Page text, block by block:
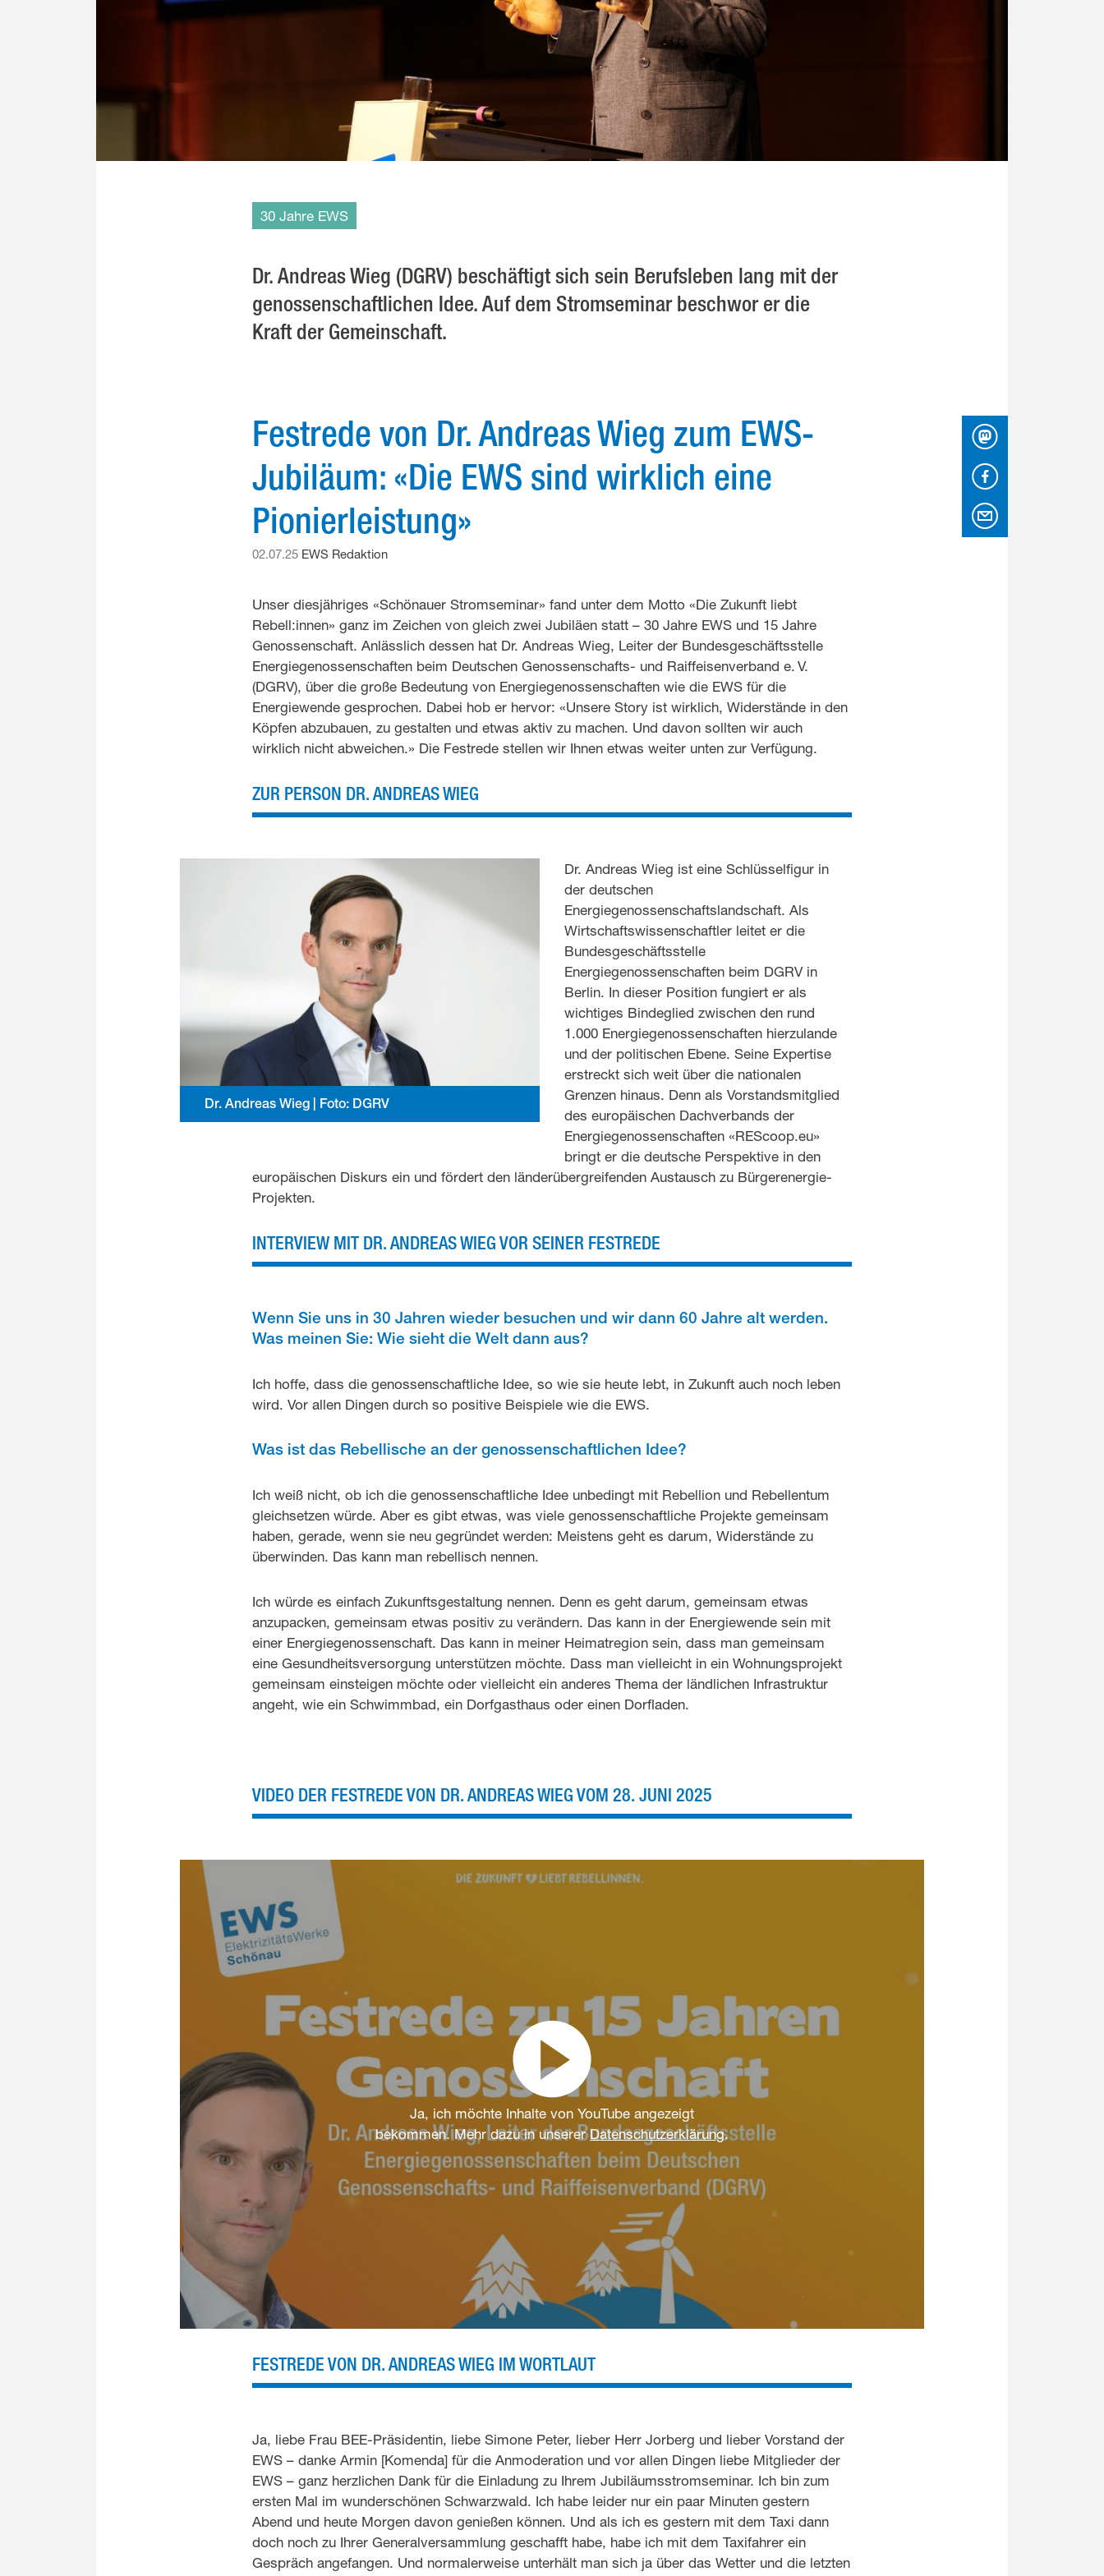
30 Jahre EWS
Dr. Andreas Wieg (DGRV) beschäftigt sich sein Berufsleben lang mit der
genossenschaftlichen Idee. Auf dem Stromseminar beschwor er die
Kraft der Gemeinschaft.
Festrede von Dr. Andreas Wieg zum EWS-
Jubiläum: «Die EWS sind wirklich eine
Pionierleistung»
02.07.25 EWS Redaktion
Unser diesjähriges «Schönauer Stromseminar» fand unter dem Motto «Die Zukunft liebt
Rebell:innen» ganz im Zeichen von gleich zwei Jubiläen statt – 30 Jahre EWS und 15 Jahre
Genossenschaft. Anlässlich dessen hat Dr. Andreas Wieg, Leiter der Bundesgeschäftsstelle
Energiegenossenschaften beim Deutschen Genossenschafts- und Raiffeisenverband e. V.
(DGRV), über die große Bedeutung von Energiegenossenschaften wie die EWS für die
Energiewende gesprochen. Dabei hob er hervor: «Unsere Story ist wirklich, Widerstände in den
Köpfen abzubauen, zu gestalten und etwas aktiv zu machen. Und davon sollten wir auch
wirklich nicht abweichen.» Die Festrede stellen wir Ihnen etwas weiter unten zur Verfügung.
ZUR PERSON DR. ANDREAS WIEG
Dr. Andreas Wieg | Foto: DGRV
Dr. Andreas Wieg ist eine Schlüsselfigur in
der deutschen
Energiegenossenschaftslandschaft. Als
Wirtschaftswissenschaftler leitet er die
Bundesgeschäftsstelle
Energiegenossenschaften beim DGRV in
Berlin. In dieser Position fungiert er als
wichtiges Bindeglied zwischen den rund
1.000 Energiegenossenschaften hierzulande
und der politischen Ebene. Seine Expertise
erstreckt sich weit über die nationalen
Grenzen hinaus. Denn als Vorstandsmitglied
des europäischen Dachverbands der
Energiegenossenschaften «REScoop.eu»
bringt er die deutsche Perspektive in den
europäischen Diskurs ein und fördert den länderübergreifenden Austausch zu Bürgerenergie-
Projekten.
INTERVIEW MIT DR. ANDREAS WIEG VOR SEINER FESTREDE
Wenn Sie uns in 30 Jahren wieder besuchen und wir dann 60 Jahre alt werden.
Was meinen Sie: Wie sieht die Welt dann aus?
Ich hoffe, dass die genossenschaftliche Idee, so wie sie heute lebt, in Zukunft auch noch leben
wird. Vor allen Dingen durch so positive Beispiele wie die EWS.
Was ist das Rebellische an der genossenschaftlichen Idee?
Ich weiß nicht, ob ich die genossenschaftliche Idee unbedingt mit Rebellion und Rebellentum
gleichsetzen würde. Aber es gibt etwas, was viele genossenschaftliche Projekte gemeinsam
haben, gerade, wenn sie neu gegründet werden: Meistens geht es darum, Widerstände zu
überwinden. Das kann man rebellisch nennen.
Ich würde es einfach Zukunftsgestaltung nennen. Denn es geht darum, gemeinsam etwas
anzupacken, gemeinsam etwas positiv zu verändern. Das kann in der Energiewende sein mit
einer Energiegenossenschaft. Das kann in meiner Heimatregion sein, dass man gemeinsam
eine Gesundheitsversorgung unterstützen möchte. Dass man vielleicht in ein Wohnungsprojekt
gemeinsam einsteigen möchte oder vielleicht ein anderes Thema der ländlichen Infrastruktur
angeht, wie ein Schwimmbad, ein Dorfgasthaus oder einen Dorfladen.
VIDEO DER FESTREDE VON DR. ANDREAS WIEG VOM 28. JUNI 2025
Ja, ich möchte Inhalte von YouTube angezeigt
bekommen. Mehr dazu in unsererDatenschutzerklärung.
FESTREDE VON DR. ANDREAS WIEG IM WORTLAUT
Ja, liebe Frau BEE-Präsidentin, liebe Simone Peter, lieber Herr Jorberg und lieber Vorstand der
EWS – danke Armin [Komenda] für die Anmoderation und vor allen Dingen liebe Mitglieder der
EWS – ganz herzlichen Dank für die Einladung zu Ihrem Jubiläumsstromseminar. Ich bin zum
ersten Mal im wunderschönen Schwarzwald. Ich habe leider nur ein paar Minuten gestern
Abend und heute Morgen davon genießen können. Und als ich es gestern mit dem Taxi dann
doch noch zu Ihrer Generalversammlung geschafft habe, habe ich mit dem Taxifahrer ein
Gespräch angefangen. Und normalerweise unterhält man sich ja über das Wetter und die letzten